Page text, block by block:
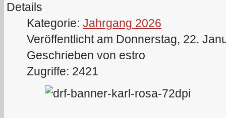
Details
Kategorie: Jahrgang 2026
Veröffentlicht am Donnerstag, 22.
Geschrieben von estro
Zugriffe: 2421